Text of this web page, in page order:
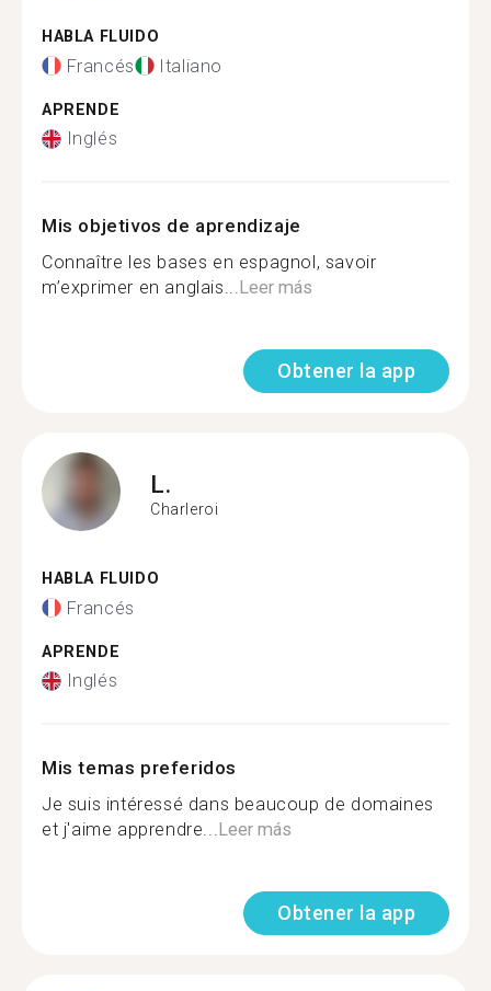
HABLA FLUIDO
Francés Italiano
APRENDE
Inglés
Mis objetivos de aprendizaje
Connaître les bases en espagnol, savoir
m’exprimer en anglais...Leer más
Obtener la app
L.
Charleroi
HABLA FLUIDO
Francés
APRENDE
Inglés
Mis temas preferidos
Je suis intéressé dans beaucoup de domaines
et j'aime apprendre...Leer más
Obtener la app